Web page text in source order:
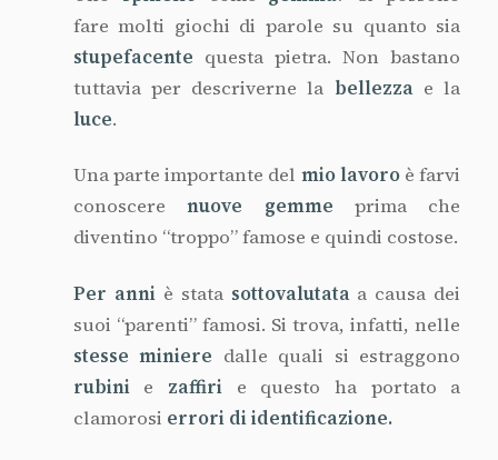
fare molti giochi di parole su quanto sia
stupefacente questa pietra. Non bastano
tuttavia per descriverne la bellezzae la
luce.
Una parte importante del miolavoroè farvi
conoscerenuove gemme prima che
diventino “troppo” famose e quindi costose.
Per anniè stata sottovalutataa causa dei
suoi “parenti” famosi. Si trova, infatti, nelle
stesse miniere dalle quali si estraggono
rubinie zaffirie questo ha portato a
clamorosi errori di identificazione.